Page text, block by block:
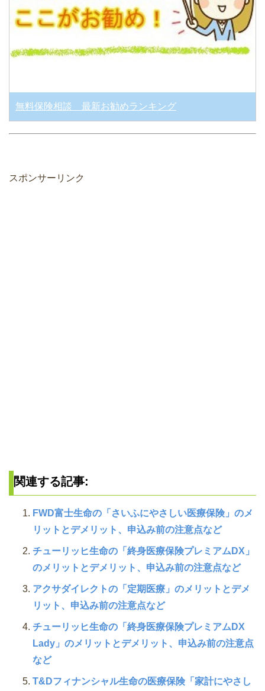
無料保険相談 最新お勧めランキング
スポンサーリンク
関連する記事:
FWD富士生命の「さいふにやさしい医療保険」のメ
リットとデメリット、申込み前の注意点など
チューリッヒ生命の「終身医療保険プレミアムDX」
のメリットとデメリット、申込み前の注意点など
アクサダイレクトの「定期医療」のメリットとデメ
リット、申込み前の注意点など
チューリッヒ生命の「終身医療保険プレミアムDX
Lady」のメリットとデメリット、申込み前の注意点
など
T&Dフィナンシャル生命の医療保険「家計にやさし